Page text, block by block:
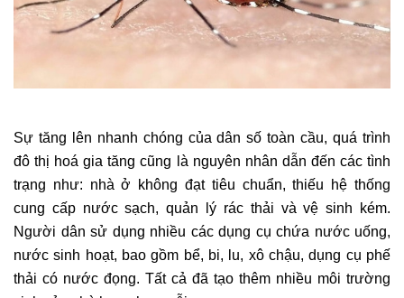
Sự tăng lên nhanh chóng của dân số toàn cầu, quá trình
đô thị hoá gia tăng cũng là nguyên nhân dẫn đến các tình
trạng như: nhà ở không đạt tiêu chuẩn, thiếu hệ thống
cung cấp nước sạch, quản lý rác thải và vệ sinh kém.
Người dân sử dụng nhiều các dụng cụ chứa nước uống,
nước sinh hoạt, bao gồm bể, bi, lu, xô chậu, dụng cụ phế
thải có nước đọng. Tất cả đã tạo thêm nhiều môi trường